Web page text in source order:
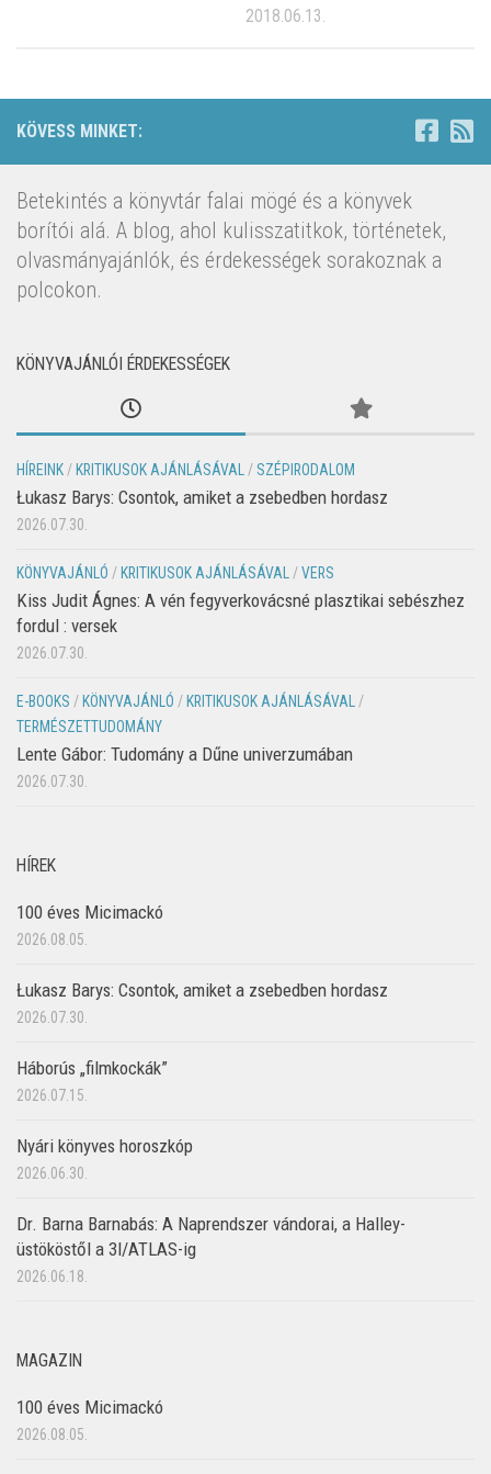
2018.06.13.
KÖVESS MINKET:
Betekintés a könyvtár falai mögé és a könyvek
borítói alá. A blog, ahol kulisszatitkok, történetek,
olvasmányajánlók, és érdekességek sorakoznak a
polcokon.
KÖNYVAJÁNLÓI ÉRDEKESSÉGEK
HÍREINK /KRITIKUSOK AJÁNLÁSÁVAL / SZÉPIRODALOM
Łukasz Barys: Csontok, amiket a zsebedben hordasz
2026.07.30.
KÖNYVAJÁNLÓ /KRITIKUSOK AJÁNLÁSÁVAL /VERS
Kiss Judit Ágnes: A vén fegyverkovácsné plasztikai sebészhez
fordul : versek
2026.07.30.
E-BOOKS /KÖNYVAJÁNLÓ /KRITIKUSOK AJÁNLÁSÁVAL /
TERMÉSZETTUDOMÁNY
Lente Gábor: Tudomány a Dűne univerzumában
2026.07.30.
HÍREK
100 éves Micimackó
2026.08.05.
Łukasz Barys: Csontok, amiket a zsebedben hordasz
2026.07.30.
Háborús „filmkockák”
2026.07.15.
Nyári könyves horoszkóp
2026.06.30.
Dr. Barna Barnabás: A Naprendszer vándorai, a Halley-
üstököstől a 3I/ATLAS-ig
2026.06.18.
MAGAZIN
100 éves Micimackó
2026.08.05.